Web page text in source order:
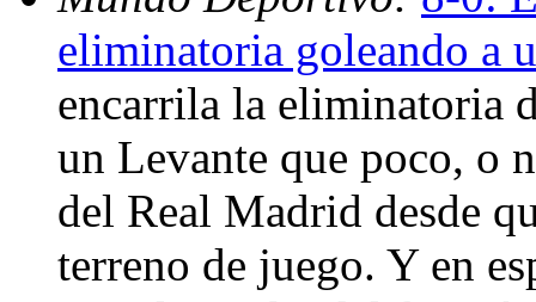
eliminatoria goleando a
encarrila la eliminatoria
un Levante que poco, o
del Real Madrid desde
terreno de juego. Y en